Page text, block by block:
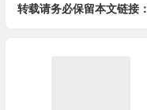
转载请务必保留本文链接：